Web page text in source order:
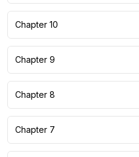
Chapter 10
Chapter 9
Chapter 8
Chapter 7